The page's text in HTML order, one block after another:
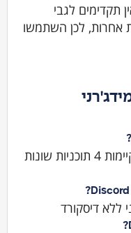
תקדימים לגבי
אחרות, לכן השתמשו
לא, למידג'רני אין גרסה חינמית, קיימות 4 תוכניות שונות
ללא דיסקורד